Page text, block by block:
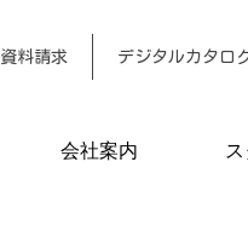
資料請求 デジタルカタロ
会社案内